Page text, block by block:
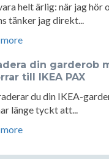
helt ärlig: när jag hör
tänker jag direkt...
din garderob
till IKEA PAX
du din IKEA-
länge tyckt att...